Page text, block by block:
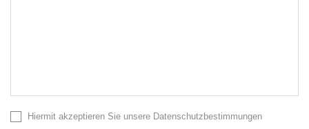
Hiermit akzeptieren Sie unsere Datenschutzbestimmungen